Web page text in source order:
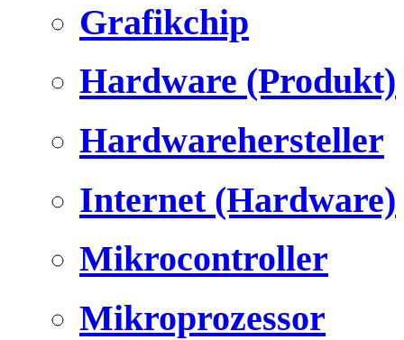
Grafikchip
Hardware (Produkt)
Hardwarehersteller
Internet (Hardware)
Mikrocontroller
Mikroprozessor